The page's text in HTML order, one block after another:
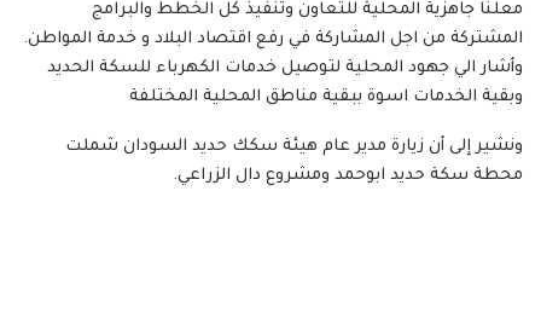
معلنا جاهزية المحلية للتعاون وتنفيذ كل الخطط والبرامج
المشتركة من اجل المشاركة في رفع اقتصاد البلاد و خدمة المواطن.
وأشار الي جهود المحلية لتوصيل خدمات الكهرباء للسكة الحديد
وبقية الخدمات اسوة ببقية مناطق المحلية المختلفة
ونشير إلى أن زيارة مدير عام هيئة سكك حديد السودان شملت
محطة سكة حديد ابوحمد ومشروع دال الزراعي.